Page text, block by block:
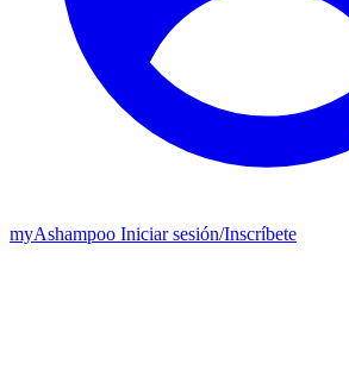
myAshampoo Iniciar sesión/Inscríbete